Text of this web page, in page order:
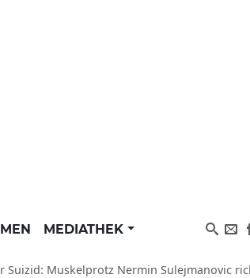
MEDIATHEK
Nermin Sulejmanovic richtet seine Ex-Frau im